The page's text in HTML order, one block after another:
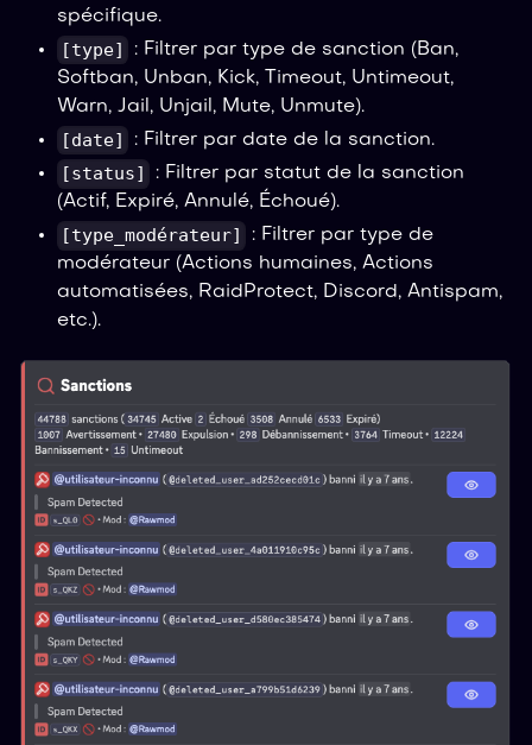
spécifique.
[type]
: Filtrer par type de sanction (Ban,
Softban, Unban, Kick, Timeout, Untimeout,
Warn, Jail, Unjail, Mute, Unmute).
[date] : Filtrer par date de la sanction.
[status]
: Filtrer par statut de la sanction
(Actif, Expiré, Annulé, Échoué).
[type_modérateur]
: Filtrer par type de
modérateur (Actions humaines, Actions
automatisées, RaidProtect, Discord, Antispam,
etc.).